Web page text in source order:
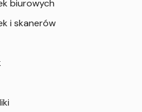
biurowych
i skanerów